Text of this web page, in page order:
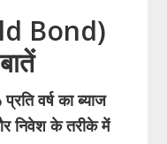
Bond)
वर्ष का ब्याज
निवेश के तरीके में